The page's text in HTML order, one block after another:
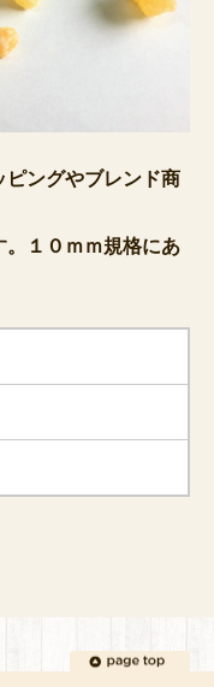
ピングやブレンド商
。１０ｍｍ規格にあ